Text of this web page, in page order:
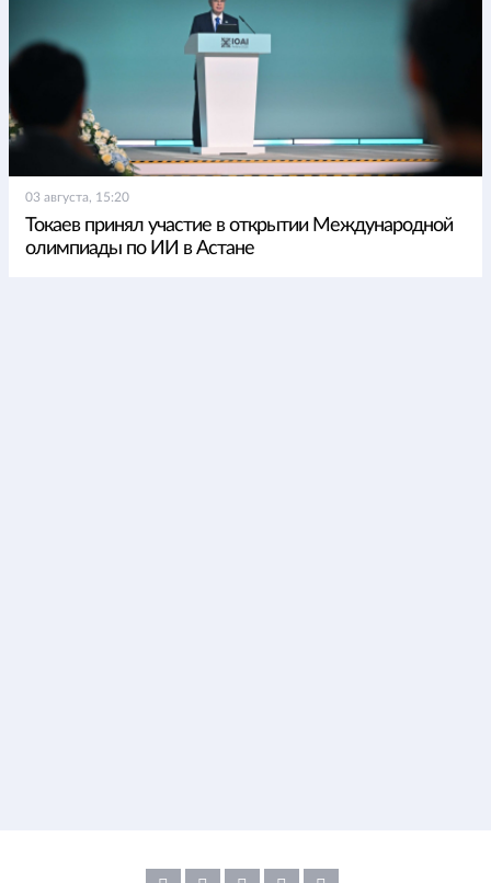
03 августа, 15:20
Токаев принял участие в открытии Международной
олимпиады по ИИ в Астане